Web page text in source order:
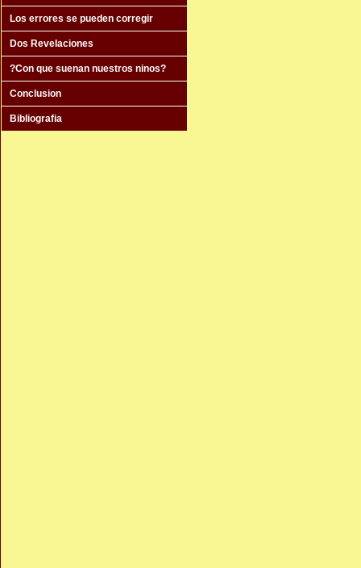
Los errores se pueden corregir
Dos Revelaciones
?Con que suenan nuestros ninos?
Conclusion
Bibliografia